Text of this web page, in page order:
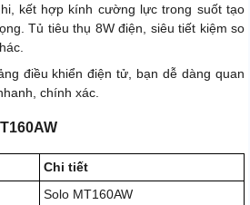
kết hợp kính cường lực trong suốt tạo
Tủ tiêu thụ 8W điện, siêu tiết kiệm so
điều khiển điện tử, bạn dễ dàng quan
chính xác.
Chi tiết
Solo MT160AW